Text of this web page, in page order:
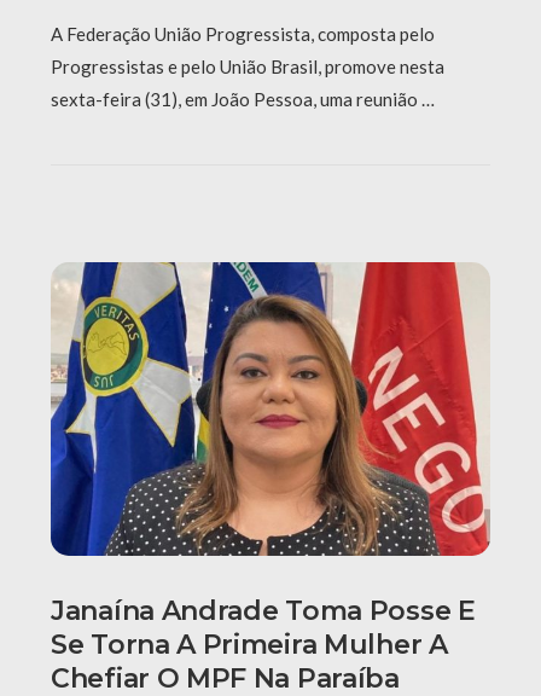
A Federação União Progressista, composta pelo
Progressistas e pelo União Brasil, promove nesta
sexta-feira (31), em João Pessoa, uma reunião …
Janaína Andrade Toma Posse E
Se Torna A Primeira Mulher A
Chefiar O MPF Na Paraíba